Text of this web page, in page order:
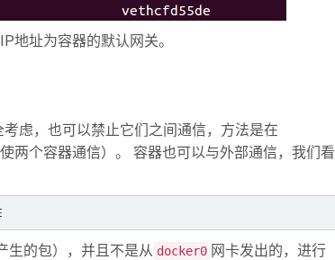
地址为容器的默认网关。
虑，也可以禁止它们之间通信，方法是在
两个容器通信）。 容器也可以与外部通信，我们看
生的包），并且不是从 docker0 网卡发出的，进行